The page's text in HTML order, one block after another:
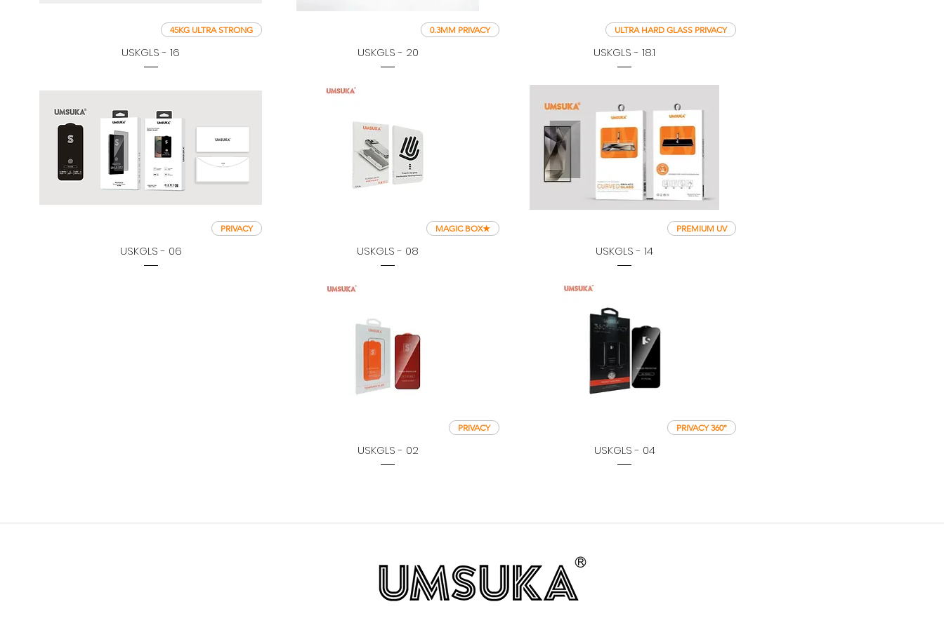
ULTRA HARD GLASS PRIVACY
USKGLS - 18.1
0.3MM PRIVACY
USKGLS - 20
45KG ULTRA STRONG
USKGLS - 16
PREMIUM UV
USKGLS - 14
★MAGIC BOX
USKGLS - 08
PRIVACY
USKGLS - 06
360° PRIVACY
USKGLS - 04
PRIVACY
USKGLS - 02